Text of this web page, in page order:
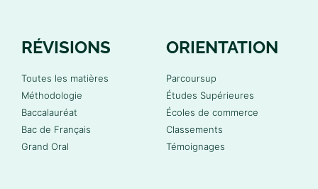
RÉVISIONS
Toutes les matières
Méthodologie
Baccalauréat
Bac de Français
Grand Oral
ORIENTATION
Parcoursup
Études Supérieures
Écoles de commerce
Classements
Témoignages